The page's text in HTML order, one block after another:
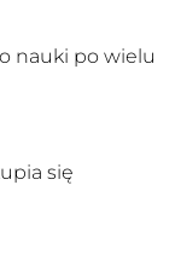
nauki po wielu
się